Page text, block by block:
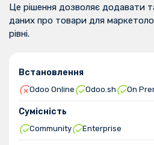
Це рішення дозволяє додавати
даних про товари для
рівні.
Встановлення
Odoo Online Odoo.sh On
Сумісність
Community Enterprise